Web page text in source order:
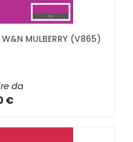
W&N MULBERRY (V865)
da
€